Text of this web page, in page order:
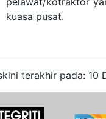
kuasa pusat.
terakhir pada: 10